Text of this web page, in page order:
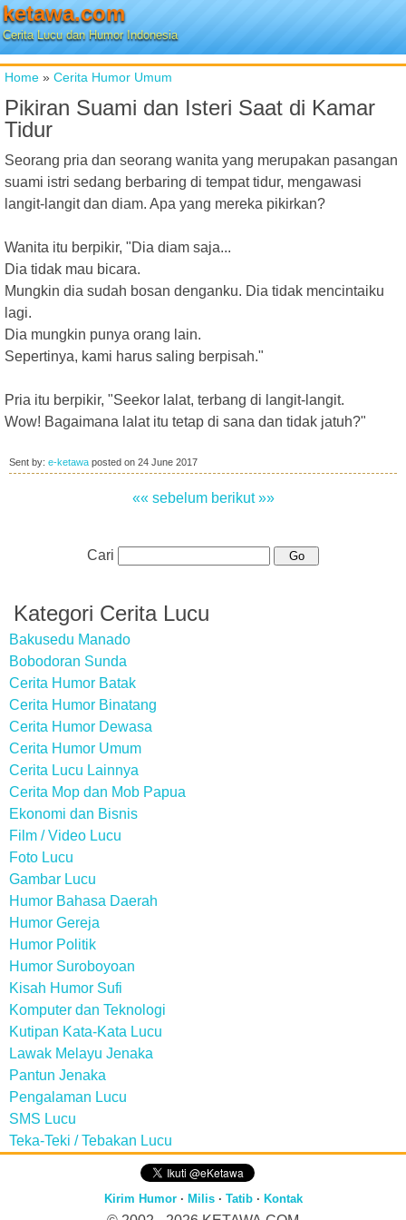
ketawa.com
Cerita Lucu dan Humor Indonesia
Home » Cerita Humor Umum
Pikiran Suami dan Isteri Saat di Kamar
Tidur
Seorang pria dan seorang wanita yang merupakan pasangan
suami istri sedang berbaring di tempat tidur, mengawasi
langit-langit dan diam. Apa yang mereka pikirkan?
Wanita itu berpikir, "Dia diam saja...
Dia tidak mau bicara.
Mungkin dia sudah bosan denganku. Dia tidak mencintaiku
lagi.
Dia mungkin punya orang lain.
Sepertinya, kami harus saling berpisah."
Pria itu berpikir, "Seekor lalat, terbang di langit-langit.
Wow! Bagaimana lalat itu tetap di sana dan tidak jatuh?"
Sent by: e-ketawa posted on 24 June 2017
«« sebelum berikut »»
Cari
Kategori Cerita Lucu
Bakusedu Manado
Bobodoran Sunda
Cerita Humor Batak
Cerita Humor Binatang
Cerita Humor Dewasa
Cerita Humor Umum
Cerita Lucu Lainnya
Cerita Mop dan Mob Papua
Ekonomi dan Bisnis
Film / Video Lucu
Foto Lucu
Gambar Lucu
Humor Bahasa Daerah
Humor Gereja
Humor Politik
Humor Suroboyoan
Kisah Humor Sufi
Komputer dan Teknologi
Kutipan Kata-Kata Lucu
Lawak Melayu Jenaka
Pantun Jenaka
Pengalaman Lucu
SMS Lucu
Teka-Teki / Tebakan Lucu
Kirim Humor· Milis· Tatib· Kontak